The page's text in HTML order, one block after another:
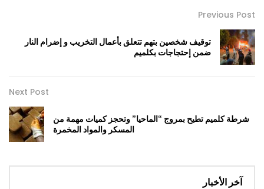
Previous Post
توقيف شخصين بتهم تتعلق بأعمال التخريب و إضرام النار
ضمن إحتجاجات بكلميم
Next Post
شرطة كلميم تطيح بمروج “الماحيا” وتحجز كميات مهمة من
المسكر والمواد المخمرة
آخر الأخبار